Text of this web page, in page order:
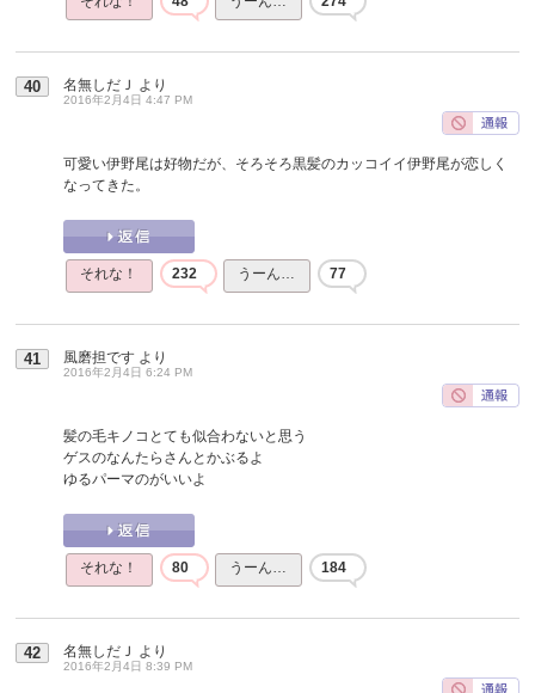
40 名無しだＪ より
2016年2月4日 4:47 PM
可愛い伊野尾は好物だが、そろそろ黒髪のカッコイイ伊野尾が恋しく
なってきた。
それな！ 232 うーん… 77
41 風磨担です より
2016年2月4日 6:24 PM
髪の毛キノコとても似合わないと思う
ゲスのなんたらさんとかぶるよ
ゆるパーマのがいいよ
それな！ 80 うーん… 184
42 名無しだＪ より
2016年2月4日 8:39 PM